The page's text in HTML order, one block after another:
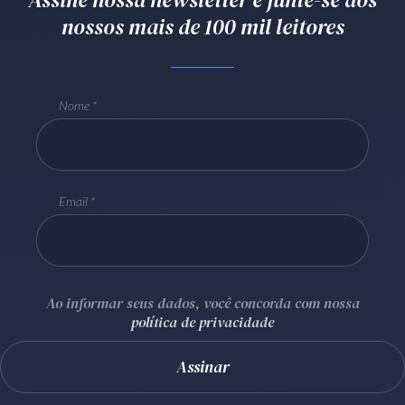
Receba por RSS
Batel Curitiba/PR CEP80240-000
nossos mais de 100 mil leitores
Nome
Email
Ao informar seus dados, você concorda com nossa
política de privacidade